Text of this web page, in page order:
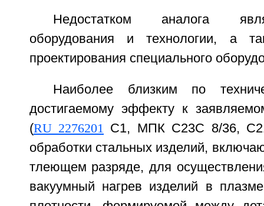
Недостатком аналога
оборудования и технологии, а
проектирования специального
Наиболее близким по
достигаемому эффекту к
(RU 2276201 С1, МПК С23С 8/36,
обработки стальных изделий,
тлеющем разряде, для
вакуумный нагрев изделий в